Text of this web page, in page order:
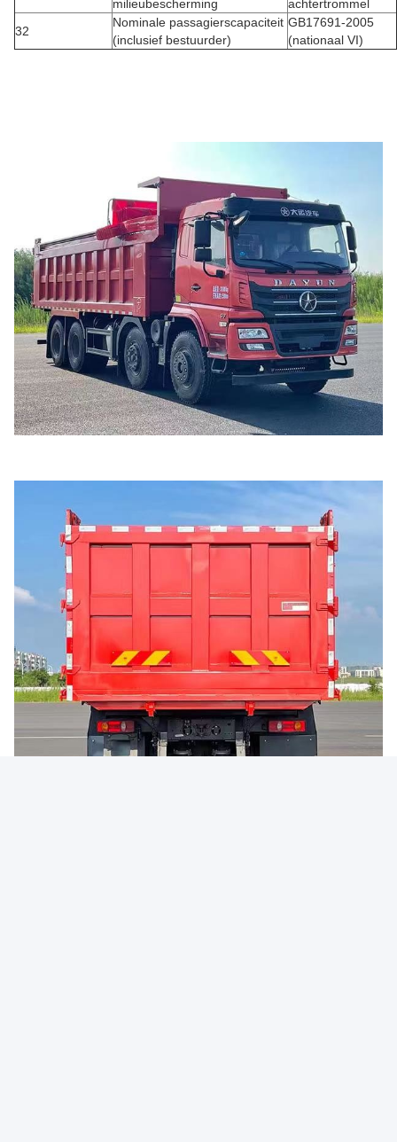
milieubescherming
achtertrommel
32
Nominale passagierscapaciteit
(inclusief bestuurder)
GB17691-2005
(nationaal VI)